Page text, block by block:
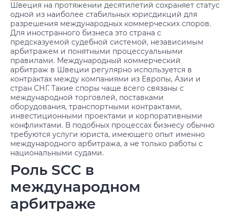
Швеция на протяжении десятилетий сохраняет статус
одной из наиболее стабильных юрисдикций для
разрешения международных коммерческих споров.
Для иностранного бизнеса это страна с
предсказуемой судебной системой, независимым
арбитражем и понятными процессуальными
правилами. Международный коммерческий
арбитраж в Швеции регулярно используется в
контрактах между компаниями из Европы, Азии и
стран СНГ. Такие споры чаще всего связаны с
международной торговлей, поставками
оборудования, транспортными контрактами,
инвестиционными проектами и корпоративными
конфликтами. В подобных процессах бизнесу обычно
требуются услуги юриста, имеющего опыт именно
международного арбитража, а не только работы с
национальными судами.
Роль SCC в
международном
арбитраже